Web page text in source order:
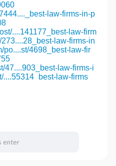
law-firms-in-p
....141177_best-law-firm
law-firms-in
po....st/4698_best-law-fir
47....903_best-law-firms-i
....55314_best-law-firms
po....st/4706_criminal-def